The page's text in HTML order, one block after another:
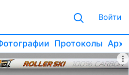
Войти
Протоколы